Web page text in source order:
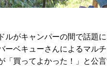
ルがキャンパーの間で話題
ーベキューさんによるマル
「買ってよかった！」と公